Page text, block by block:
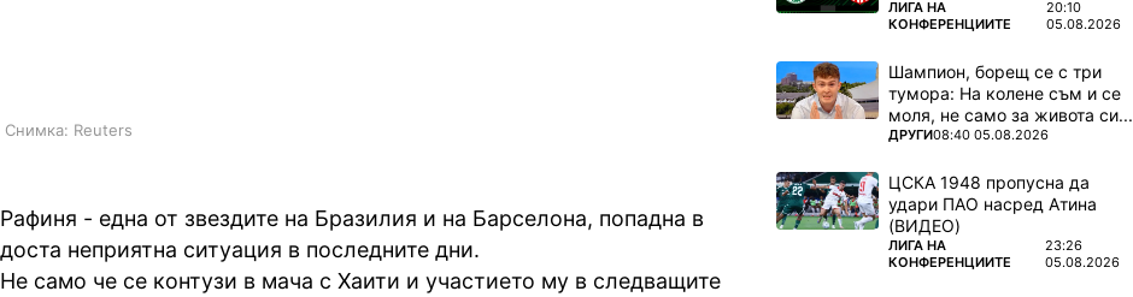
Снимка: Reuters
Рафиня - една от звездите на Бразилия и на Барселона, попадна в
доста неприятна ситуация в последните дни.
Не само че се контузи в мача с Хаити и участието му в следващите
ПОВЕЧЕ ОТ
ЛИГА НА
КОНФЕРЕНЦИИТЕ
20:10
05.08.2026
Шампион, борещ се с три
тумора: На колене съм и се
моля, не само за живота си...
ПОВЕЧЕ ОТ
ДРУГИ08:40 05.08.2026
ЦСКА 1948 пропусна да
удари ПАО насред Атина
(ВИДЕО)
ПОВЕЧЕ ОТ
ЛИГА НА
КОНФЕРЕНЦИИТЕ
23:26
05.08.2026